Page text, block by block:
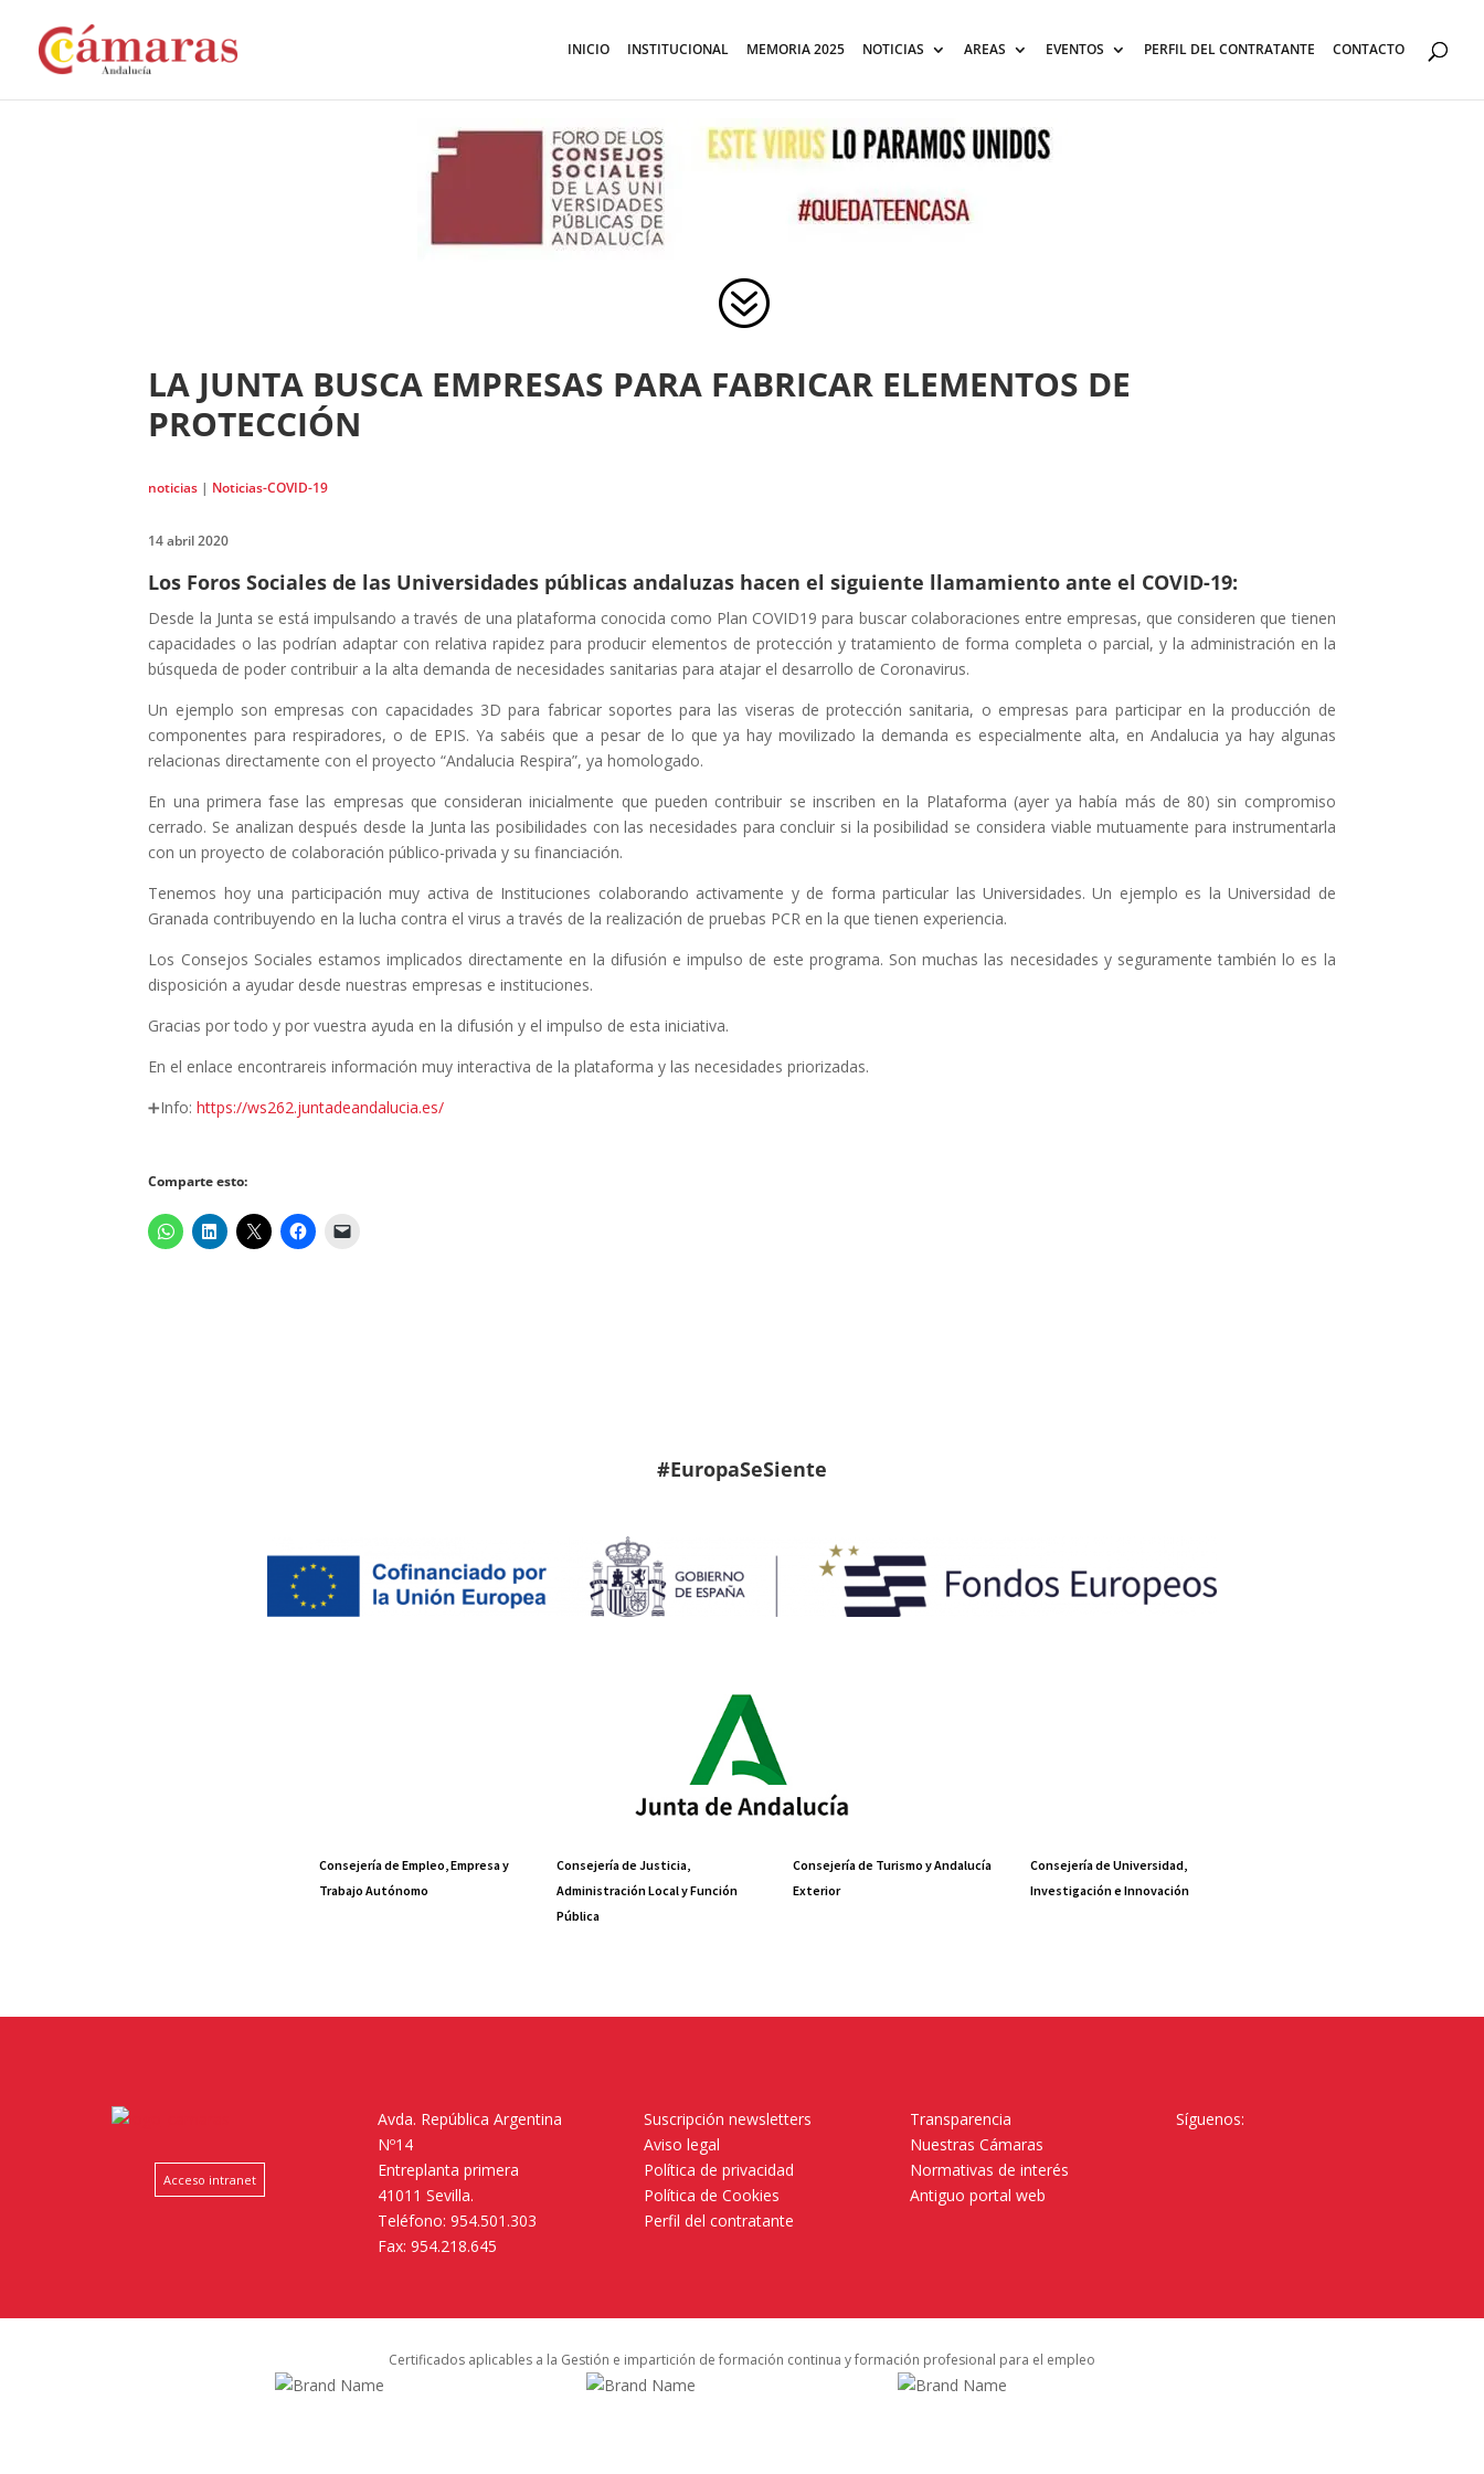
INICIO INSTITUCIONAL MEMORIA 2025 NOTICIAS AREAS EVENTOS PERFIL DEL CONTRATANTE CONTACTO
?
LA JUNTA BUSCA EMPRESAS PARA FABRICAR ELEMENTOS DE
PROTECCIÓN
noticias | Noticias-COVID-19
14 abril 2020
Los Foros Sociales de las Universidades públicas andaluzas hacen el siguiente llamamiento ante el COVID-19:
Desde la Junta se está impulsando a través de una plataforma conocida como Plan COVID19 para buscar colaboraciones entre empresas, que consideren que tienen
capacidades o las podrían adaptar con relativa rapidez para producir elementos de protección y tratamiento de forma completa o parcial, y la administración en la
búsqueda de poder contribuir a la alta demanda de necesidades sanitarias para atajar el desarrollo de Coronavirus.
Un ejemplo son empresas con capacidades 3D para fabricar soportes para las viseras de protección sanitaria, o empresas para participar en la producción de
componentes para respiradores, o de EPIS. Ya sabéis que a pesar de lo que ya hay movilizado la demanda es especialmente alta, en Andalucia ya hay algunas
relacionas directamente con el proyecto “Andalucia Respira”, ya homologado.
En una primera fase las empresas que consideran inicialmente que pueden contribuir se inscriben en la Plataforma (ayer ya había más de 80) sin compromiso
cerrado. Se analizan después desde la Junta las posibilidades con las necesidades para concluir si la posibilidad se considera viable mutuamente para instrumentarla
con un proyecto de colaboración público-privada y su financiación.
Tenemos hoy una participación muy activa de Instituciones colaborando activamente y de forma particular las Universidades. Un ejemplo es la Universidad de
Granada contribuyendo en la lucha contra el virus a través de la realización de pruebas PCR en la que tienen experiencia.
Los Consejos Sociales estamos implicados directamente en la difusión e impulso de este programa. Son muchas las necesidades y seguramente también lo es la
disposición a ayudar desde nuestras empresas e instituciones.
Gracias por todo y por vuestra ayuda en la difusión y el impulso de esta iniciativa.
En el enlace encontrareis información muy interactiva de la plataforma y las necesidades priorizadas.
➕Info:https://ws262.juntadeandalucia.es/
Comparte esto:
#EuropaSeSiente
Consejería de Empleo, Empresa y
Trabajo Autónomo
Consejería de Justicia,
Administración Local y Función
Pública
Consejería de Turismo y Andalucía
Exterior
Consejería de Universidad,
Investigación e Innovación
Acceso intranet
Avda. República Argentina
Nº14
Entreplanta primera
41011 Sevilla.
Teléfono: 954.501.303
Fax: 954.218.645
Suscripción newsletters
Aviso legal
Política de privacidad
Política de Cookies
Perfil del contratante
Transparencia
Nuestras Cámaras
Normativas de interés
Antiguo portal web
Síguenos:
Certificados aplicables a la Gestión e impartición de formación continua y formación profesional para el empleo